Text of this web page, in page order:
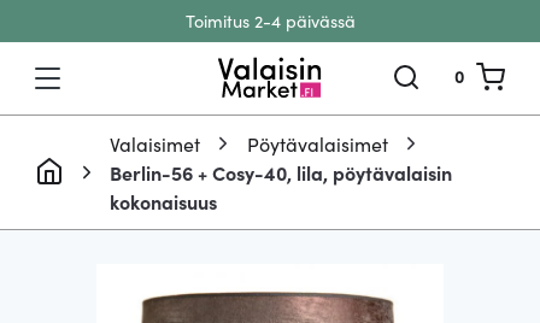
Toimitus 2-4 päivässä
Siirry sisältöön 0
Valaisimet
Pöytävalaisimet
Berlin-56 + Cosy-40, lila, pöytävalaisin
kokonaisuus